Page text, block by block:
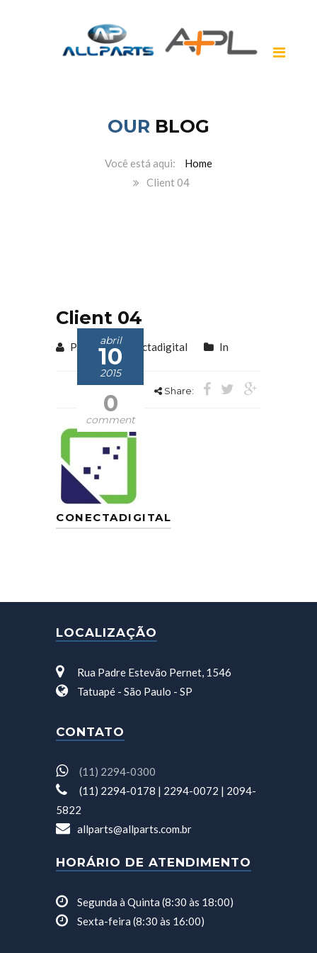
OUR BLOG
Home
Client 04
abril
10
2015
0
comment
Client 04
Posted by conectadigital In
Share:
CONECTADIGITAL
LOCALIZAÇÃO
Rua Padre Estevão Pernet, 1546
Tatuapé - São Paulo - SP
CONTATO
(11) 2294-0300
(11) 2294-0178 | 2294-0072 | 2094-
5822
allparts@allparts.com.br
HORÁRIO DE ATENDIMENTO
Segunda à Quinta (8:30 às 18:00)
Sexta-feira (8:30 às 16:00)